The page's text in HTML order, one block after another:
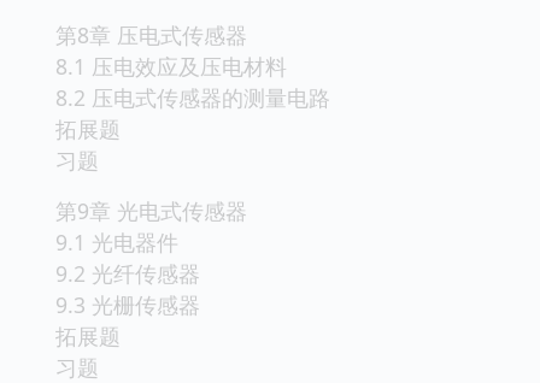
第8章 压电式传感器
8.1 压电效应及压电材料
8.2 压电式传感器的测量电路
拓展题
习题
第9章 光电式传感器
9.1 光电器件
9.2 光纤传感器
9.3 光栅传感器
拓展题
习题